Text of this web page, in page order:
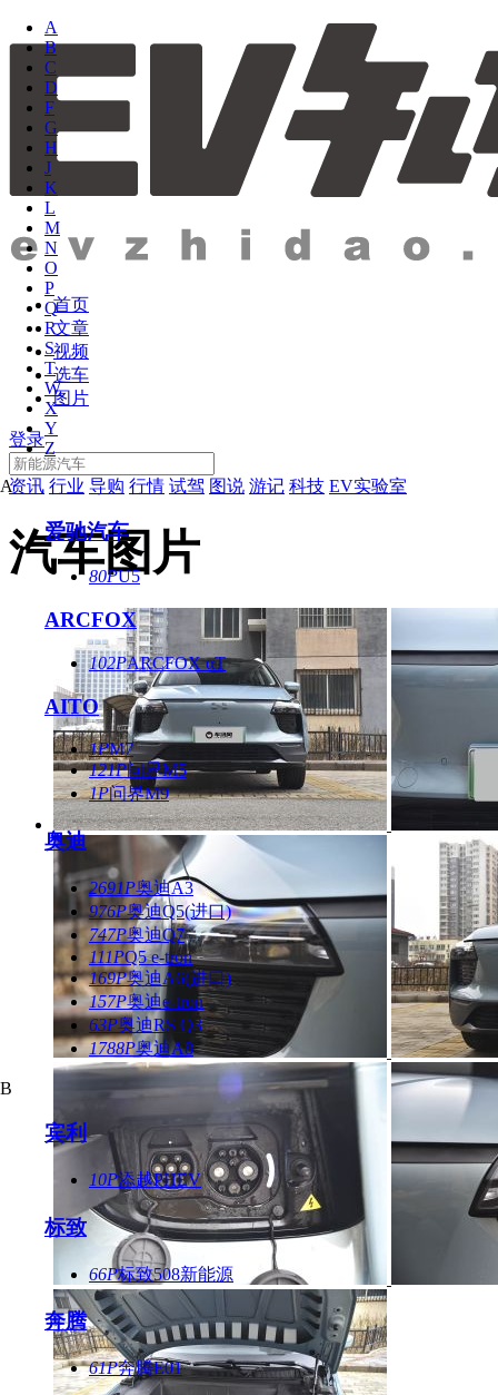
首页
文章
视频
选车
图片
登录
资讯 行业 导购 行情 试驾 图说 游记 科技 EV实验室
汽车图片
A
B
C
D
F
G
H
J
K
L
M
N
O
P
Q
R
S
T
W
X
Y
Z
A
爱驰汽车
80PU5
ARCFOX
102PARCFOX αT
AITO
1PM7
121P问界M5
1P问界M9
奥迪
2691P奥迪A3
976P奥迪Q5(进口)
747P奥迪Q7
111PQ5 e-tron
169P奥迪A6(进口)
157P奥迪e-tron
63P奥迪RS Q3
1788P奥迪A8
B
宾利
10P添越PHEV
标致
66P标致508新能源
奔腾
61P奔腾E01